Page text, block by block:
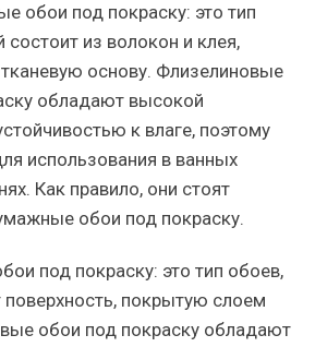
обои под покраску: это тип
из волокон и клея,
основу. Флизелиновые
обладают высокой
к влаге, поэтому
использования в ванных
Как правило, они стоят
обои под покраску.
под покраску: это тип обоев,
покрытую слоем
обои под покраску обладают